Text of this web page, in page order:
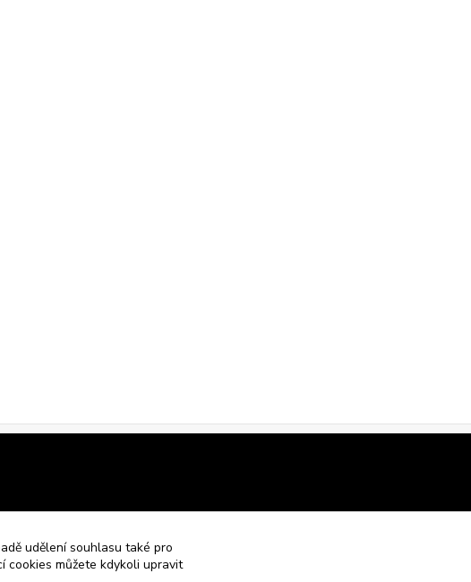
udělení souhlasu také pro
cookies můžete kdykoli upravit